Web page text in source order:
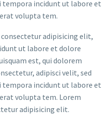
tempora incidunt ut labore et
volupta tem.
adipisicing elit,
ut labore et dolore
est, qui dolorem
adipisci velit, sed
tempora incidunt ut labore et
volupta tem. Lorem
adipisicing elit.